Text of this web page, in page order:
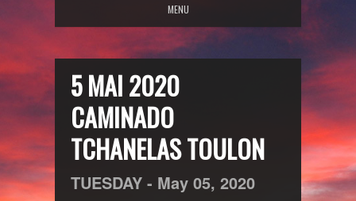
MENU
5 MAI 2020
CAMINADO
TCHANELAS TOULON
TUESDAY - May 05, 2020